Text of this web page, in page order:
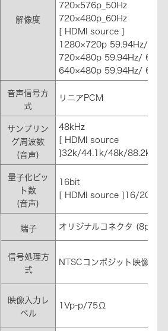
解像度
720×576p_50Hz
720×480p_60Hz
[ HDMI source ]
1280×720p 59.94Hz/
720×480p 59.94Hz/ 60Hz
640×480p 59.94Hz/ 60Hz
音声信号方
式
リニアPCM
サンプリン
グ周波数
(音声)
48kHz
[ HDMI source
]32k/44.1k/48k/88.2k/
量子化ビッ
ト数
(音声)
16bit
[ HDMI source ]16/20/
端子 オリジナルコネクタ (8pin)
信号処理方
式
NTSCコンポジット映像信
映像入力レ
ベル
1Vp-p/75Ω